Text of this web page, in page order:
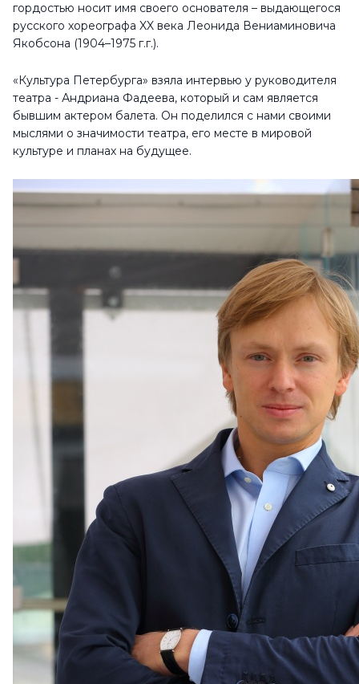
гордостью носит имя своего основателя – выдающегося
русского хореографа XX века Леонида Вениаминовича
Якобсона (1904–1975 г.г.).
«Культура Петербурга» взяла интервью у руководителя
театра - Андриана Фадеева, который и сам является
бывшим актером балета. Он поделился с нами своими
мыслями о значимости театра, его месте в мировой
культуре и планах на будущее.